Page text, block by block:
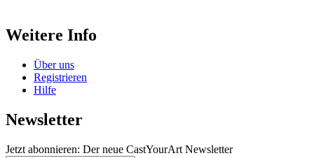
Weitere Info
Über uns
Registrieren
Hilfe
Newsletter
Jetzt abonnieren: Der neue CastYourArt Newsletter